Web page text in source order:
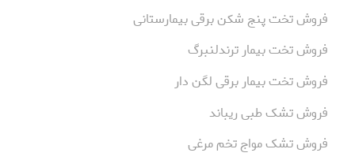
فروش تخت پنج شکن برقی بیمارستانی
فروش تخت بیمار ترندلنبرگ
فروش تخت بیمار برقی لگن دار
فروش تشک طبی ریباند
فروش تشک مواج تخم مرغی